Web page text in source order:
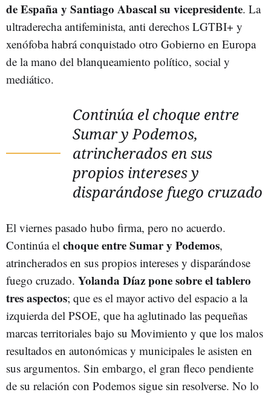
de España y Santiago Abascal su vicepresidente. La
ultraderecha antifeminista, anti derechos LGTBI+ y
xenófoba habrá conquistado otro Gobierno en Europa
de la mano del blanqueamiento político, social y
mediático.
Continúa el choque entre
Sumar y Podemos,
atrincherados en sus
propios intereses y
disparándose fuego cruzado
El viernes pasado hubo firma, pero no acuerdo.
Continúa el choque entre Sumar y Podemos,
atrincherados en sus propios intereses y disparándose
fuego cruzado. Yolanda Díaz pone sobre el tablero
tres aspectos; que es el mayor activo del espacio a la
izquierda del PSOE, que ha aglutinado las pequeñas
marcas territoriales bajo su Movimiento y que los malos
resultados en autonómicas y municipales le asisten en
sus argumentos. Sin embargo, el gran fleco pendiente
de su relación con Podemos sigue sin resolverse. No lo